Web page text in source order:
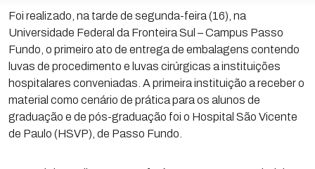
Foi realizado, na tarde de segunda-feira (16), na
Universidade Federal da Fronteira Sul – Campus Passo
Fundo, o primeiro ato de entrega de embalagens contendo
luvas de procedimento e luvas cirúrgicas a instituições
hospitalares conveniadas. A primeira instituição a receber o
material como cenário de prática para os alunos de
graduação e de pós-graduação foi o Hospital São Vicente
de Paulo (HSVP), de Passo Fundo.